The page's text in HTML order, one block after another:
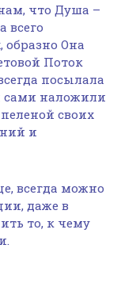
что Душа –
всего
образно Она
Поток
посылала
сами наложили
своих
и
всегда можно
даже в
то, к чему